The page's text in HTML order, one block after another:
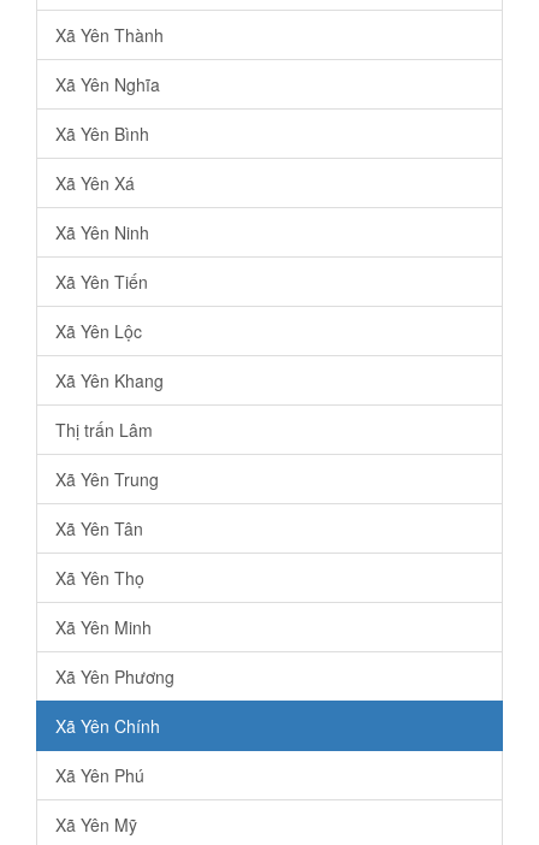
Xã Yên Thành
Xã Yên Nghĩa
Xã Yên Bình
Xã Yên Xá
Xã Yên Ninh
Xã Yên Tiến
Xã Yên Lộc
Xã Yên Khang
Thị trấn Lâm
Xã Yên Trung
Xã Yên Tân
Xã Yên Thọ
Xã Yên Minh
Xã Yên Phương
Xã Yên Chính
Xã Yên Phú
Xã Yên Mỹ